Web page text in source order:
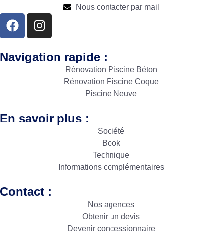
Nous contacter par mail
Navigation rapide :
Rénovation Piscine Béton
Rénovation Piscine Coque
Piscine Neuve
En savoir plus :
Société
Book
Technique
Informations complémentaires
Contact :
Nos agences
Obtenir un devis
Devenir concessionnaire